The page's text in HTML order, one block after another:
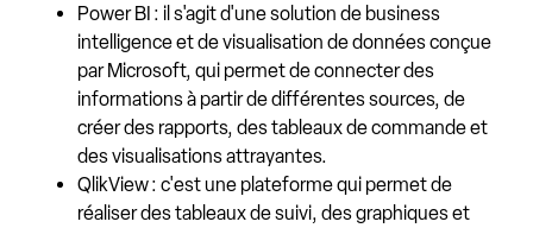
Power BI : il s'agit d'une solution de business
intelligence et de visualisation de données conçue
par Microsoft, qui permet de connecter des
informations à partir de différentes sources, de
créer des rapports, des tableaux de commande et
des visualisations attrayantes.
QlikView : c'est une plateforme qui permet de
réaliser des tableaux de suivi, des graphiques et